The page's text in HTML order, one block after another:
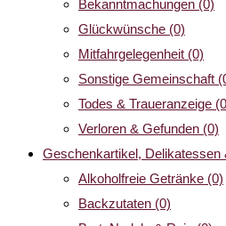
Bekanntmachungen (0)
Glückwünsche (0)
Mitfahrgelegenheit (0)
Sonstige Gemeinschaft
Todes & Traueranzeige
Verloren & Gefunden (0)
Geschenkartikel, Delikatessen
Alkoholfreie Getränke (0)
Backzutaten (0)